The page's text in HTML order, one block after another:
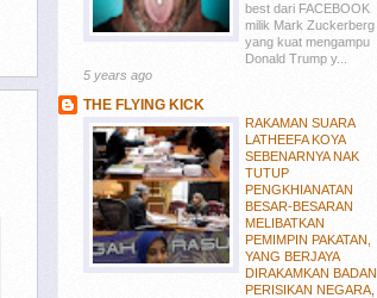
best dari FACEBOOK
milik Mark Zuckerberg
yang kuat mengampu
Donald Trump y...
5 years ago
THE FLYING KICK
RAKAMAN SUARA
LATHEEFA KOYA
SEBENARNYA NAK
TUTUP
PENGKHIANATAN
BESAR-BESARAN
MELIBATKAN
PEMIMPIN PAKATAN,
YANG BERJAYA
DIRAKAMKAN BADAN
PERISIKAN NEGARA,